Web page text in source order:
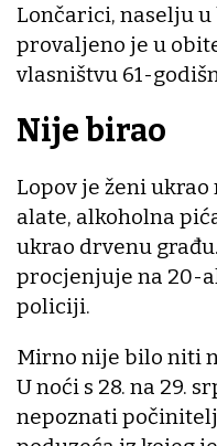
Lončarici, naselju
provaljeno je u
vlasništvu 61-
Nije birao
Lopov je ženi
alate, alkoholna
ukrao drvenu
procjenjuje na 20-
policiji.
Mirno nije bilo niti
U noći s 28. na 29.
nepoznati